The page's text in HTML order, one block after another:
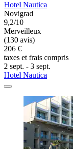
Hotel Nautica
Novigrad
9,2/10
Merveilleux
(130 avis)
206 €
taxes et frais compris
2 sept. - 3 sept.
Hotel Nautica